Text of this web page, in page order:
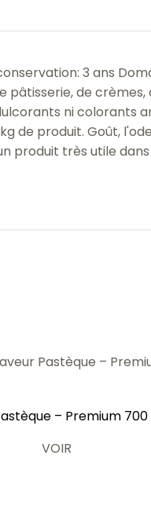
3 ans
de
ni colorants
de produit. Goût,
très utile
– Premium
VOIR